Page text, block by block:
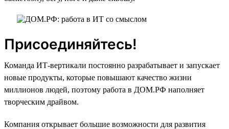
Присоединяйтесь!
Команда ИТ-вертикали постоянно разрабатывает и запускает
новые продукты, которые повышают качество жизни
миллионов людей, поэтому работа в ДОМ.РФ наполняет
творческим драйвом.
Компания открывает большие возможности для развития